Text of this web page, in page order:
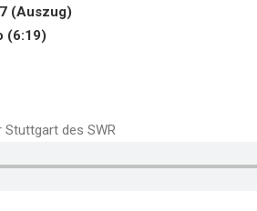
(Auszug)
(6:19)
des SWR